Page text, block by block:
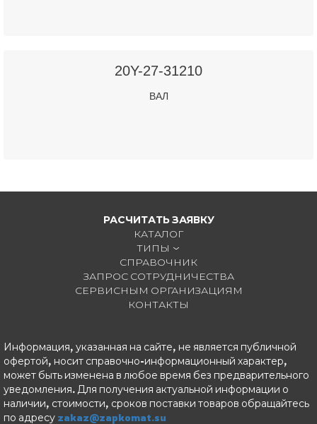
20Y-27-31210
ВАЛ
РАСЧИТАТЬ ЗАЯВКУ
КАТАЛОГ
ТИПЫ
СПРАВОЧНИК
ЗАПРОС СОТРУДНИЧЕСТВА
СЕРВИСНЫМ ОРГАНИЗАЦИЯМ
КОНТАКТЫ
Информация, указанная на сайте, не является публичной
офертой, носит справочно-информационный характер,
может быть изменена в любое время без предварительного
уведомления. Для получения актуальной информации о
наличии, стоимости, сроков поставки товаров обращайтесь
по адресу zakaz@zapkomat.su